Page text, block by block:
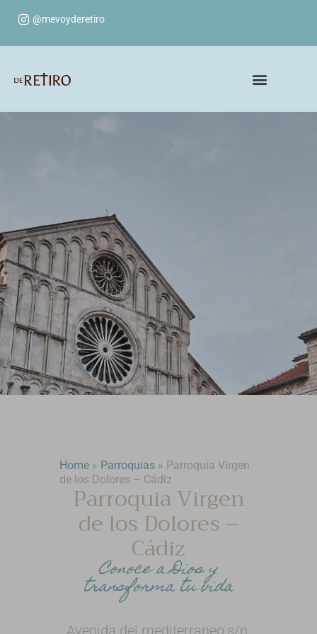
@mevoyderetiro
Home » Parroquias » Parroquia Virgen
de los Dolores – Cádiz
Parroquia Virgen
de los Dolores –
Cádiz
Conoce a Dios y
transforma tu vida
Avenida del mediterraneo,s/n,